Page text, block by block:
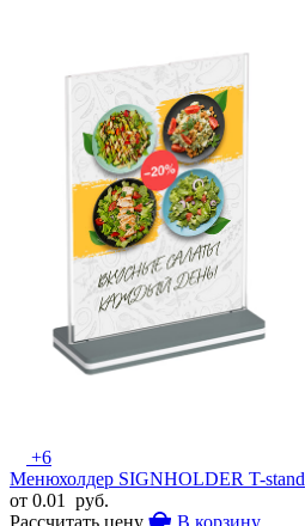
+6
Менюхолдер SIGNHOLDER T-stand
от 0.01
руб.
Рассчитать цену
В корзину